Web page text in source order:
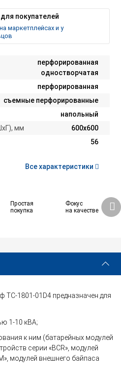
перфорированная
одностворчатая
перфорированная
съемные перфорированные
напольный
мм
600х600
56
Все характеристики
покупателей
маркетплейсах и у
Простая
покупка
Фокус
на качестве
Купить
1801-01D4 предназначен для
1-10 кВА;
к ним (батарейных модулей
серии «BCR», модулей
модулей внешнего байпаса